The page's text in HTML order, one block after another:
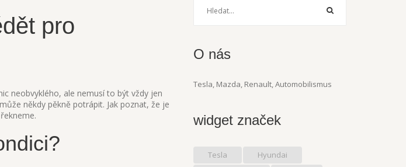
pro
neobvyklého, ale nemusí to být vždy jen
někdy pěkně potrápit. Jak poznat, že je
O nás
Tesla, Mazda, Renault, Automobilismus
widget značek
Tesla
Hyundai